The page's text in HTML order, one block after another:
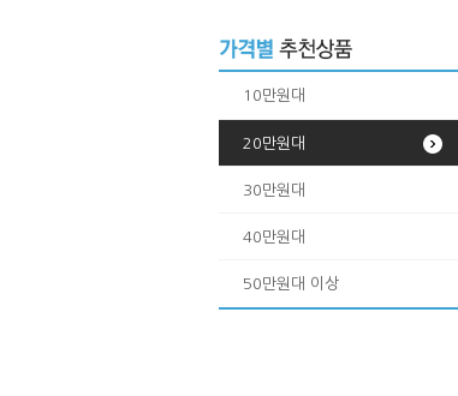
10만원대
20만원대
30만원대
40만원대
50만원대 이상